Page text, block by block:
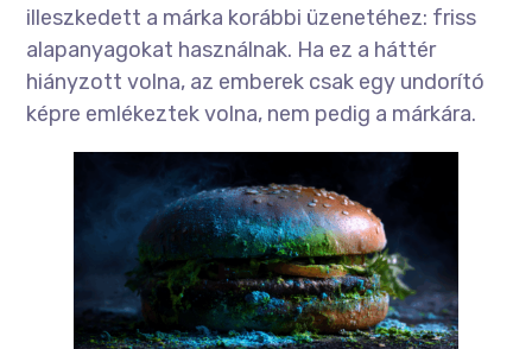
illeszkedett a márka korábbi üzenetéhez: friss
alapanyagokat használnak. Ha ez a háttér
hiányzott volna, az emberek csak egy undorító
képre emlékeztek volna, nem pedig a márkára.